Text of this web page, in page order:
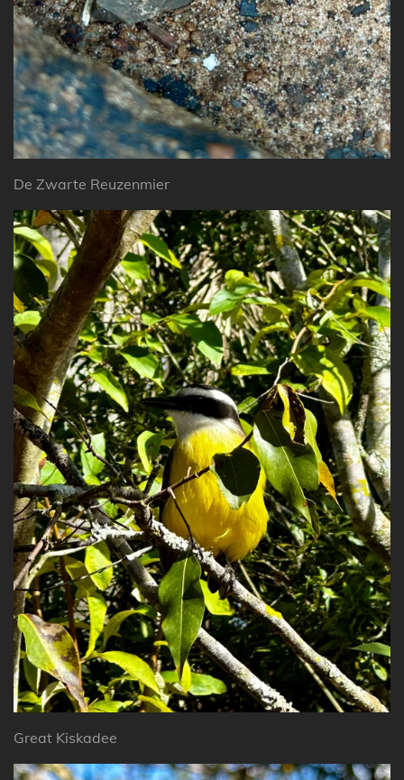
De Zwarte Reuzenmier
Great Kiskadee